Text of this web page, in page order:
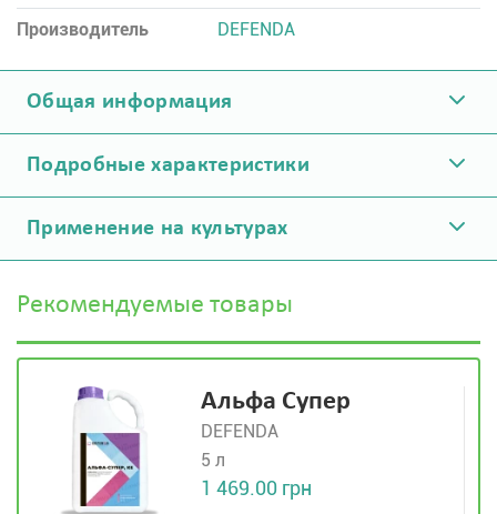
Производитель DEFENDA
Общая информация
Подробные характеристики
Применение на культурах
Рекомендуемые товары
Альфа Супер
DEFENDA
5 л
1 469.00 грн